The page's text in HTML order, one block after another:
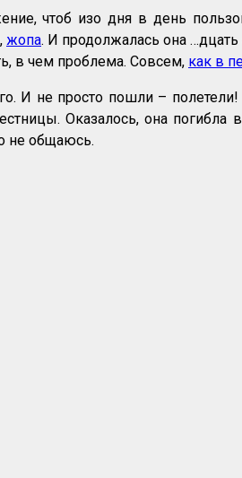
чтоб изо дня в день
жопа. И продолжалась она
в чем проблема. Совсем, как в
И не просто пошли –
Оказалось, она погибла
не общаюсь.